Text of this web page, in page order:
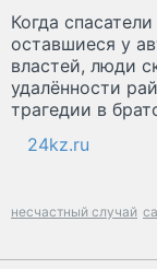
Когда
оставшиеся у
властей, люди
удалённости
трагедии в
24kz.ru
несчастный случай